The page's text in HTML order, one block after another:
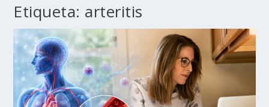
Etiqueta: arteritis